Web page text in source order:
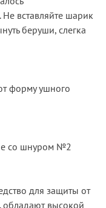
вставляйте шарик
беруши, слегка
форму ушного
со шнуром №2
для защиты от
обладают высокой